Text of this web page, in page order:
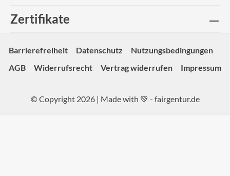
Zertifikate
Barrierefreiheit Datenschutz
Nutzungsbedingungen
AGB
Widerrufsrecht Vertrag widerrufen Impressum
© Copyright 2026 | Made with 💚 - fairgentur.de